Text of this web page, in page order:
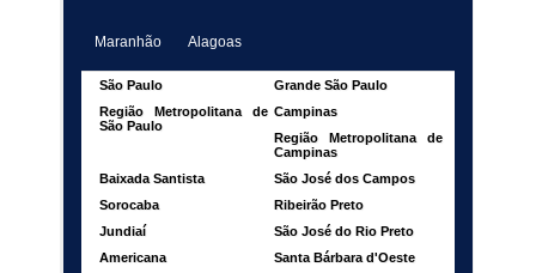
Maranhão Alagoas
São Paulo
Grande São Paulo
Região Metropolitana de
São Paulo
Campinas
Região Metropolitana de
Campinas
Baixada Santista
São José dos Campos
Sorocaba
Ribeirão Preto
Jundiaí
São José do Rio Preto
Americana
Santa Bárbara d'Oeste